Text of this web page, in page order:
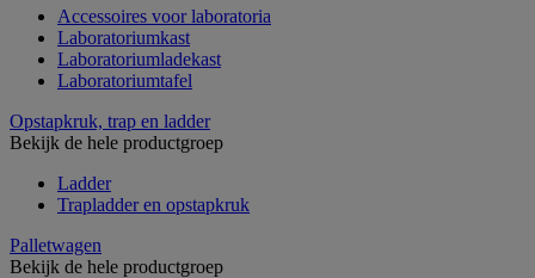
Accessoires voor laboratoria
Laboratoriumkast
Laboratoriumladekast
Laboratoriumtafel
Opstapkruk, trap en ladder
Bekijk de hele productgroep
Ladder
Trapladder en opstapkruk
Palletwagen
Bekijk de hele productgroep